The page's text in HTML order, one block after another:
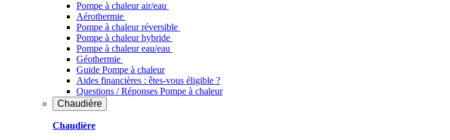
Pompe à chaleur air/eau
Aérothermie
Pompe à chaleur réversible
Pompe à chaleur hybride
Pompe à chaleur​ eau/eau
Géothermie
Guide Pompe à chaleur
Aides financières : êtes-vous éligible ?
Questions / Réponses Pompe à chaleur
Chaudière
Chaudière